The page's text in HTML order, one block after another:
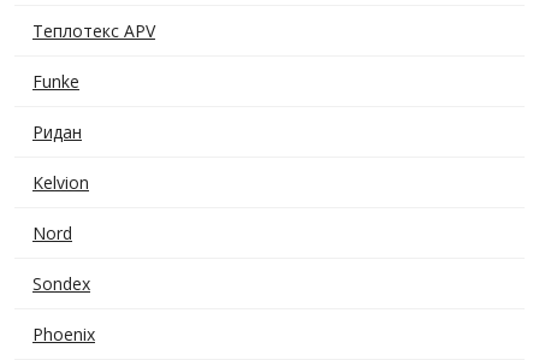
Теплотекс APV
Funke
Ридан
Kelvion
Nord
Sondex
Phoenix